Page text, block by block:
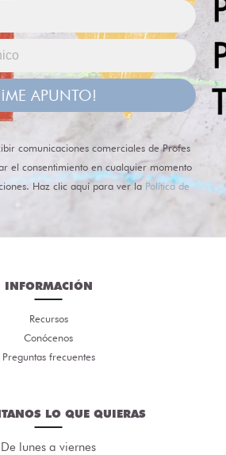
¡ME APUNTO!
comunicaciones comerciales de Profes
el consentimiento en cualquier momento
Haz clic aquí para ver la Política de
INFORMACIÓN
Recursos
Conócenos
Preguntas frecuentes
LO QUE QUIERAS
De lunes a viernes